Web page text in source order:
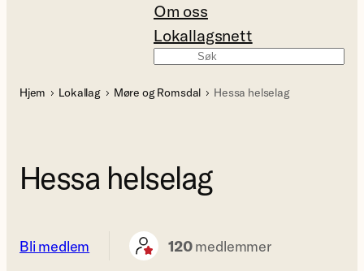
Om oss
Lokallagsnett
Hjem Lokallag Møre og Romsdal Hessa helselag
Hessa helselag
Bli medlem 120medlemmer